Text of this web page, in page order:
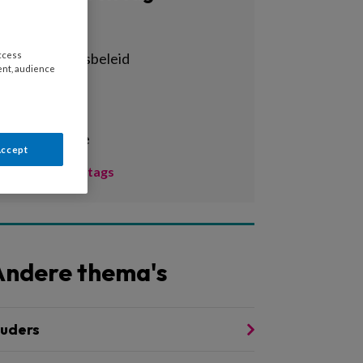
achterstandsbeleid
administratie
Toon meer tags
thema's
audience